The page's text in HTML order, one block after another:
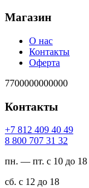
Магазин
О нас
Контакты
Оферта
7700000000000
Контакты
94 04 904 218 7+
23 13 707 008 8
пн. — пт. с 10 до 18
сб. с 12 до 18